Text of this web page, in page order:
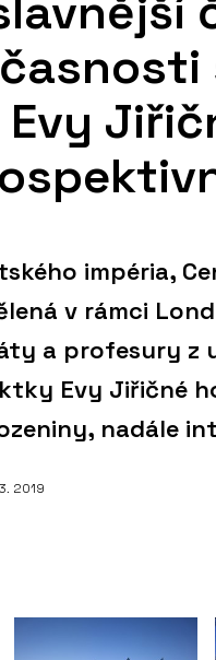
Evy
impéria,
v rámci
a profesury z
Evy Jiřičné
nadále
2019